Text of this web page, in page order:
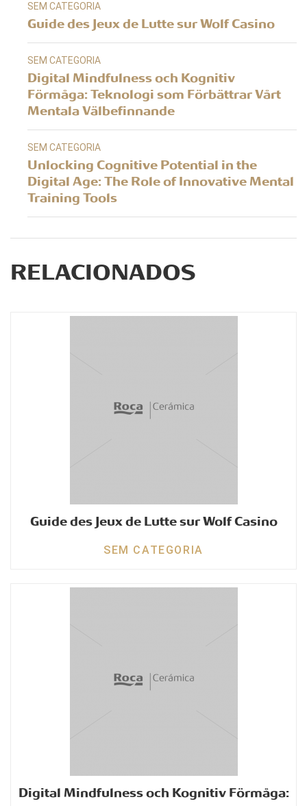
SEM CATEGORIA
Guide des Jeux de Lutte sur Wolf Casino
SEM CATEGORIA
Digital Mindfulness och Kognitiv
Förmåga: Teknologi som Förbättrar Vårt
Mentala Välbefinnande
SEM CATEGORIA
Unlocking Cognitive Potential in the
Digital Age: The Role of Innovative Mental
Training Tools
RELACIONADOS
Guide des Jeux de Lutte sur Wolf Casino
SEM CATEGORIA
Digital Mindfulness och Kognitiv Förmåga: